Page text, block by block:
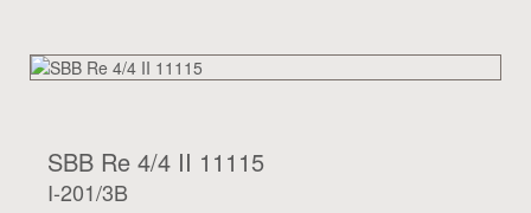
SBB Re 4/4 II 11115
I-201/3B